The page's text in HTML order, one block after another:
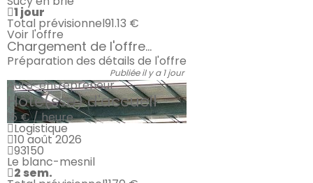
1 jour
Total prévisionnel91.13 €
Voir l'offre
Chargement de l'offre...
Préparation des détails de l'offre
Publiée il y a 1 jour
Auto-entrepreneur
Hôte(sse) d'accueil
15 € / heure
Logistique
10 août 2026
93150
Le blanc-mesnil
2 sem.